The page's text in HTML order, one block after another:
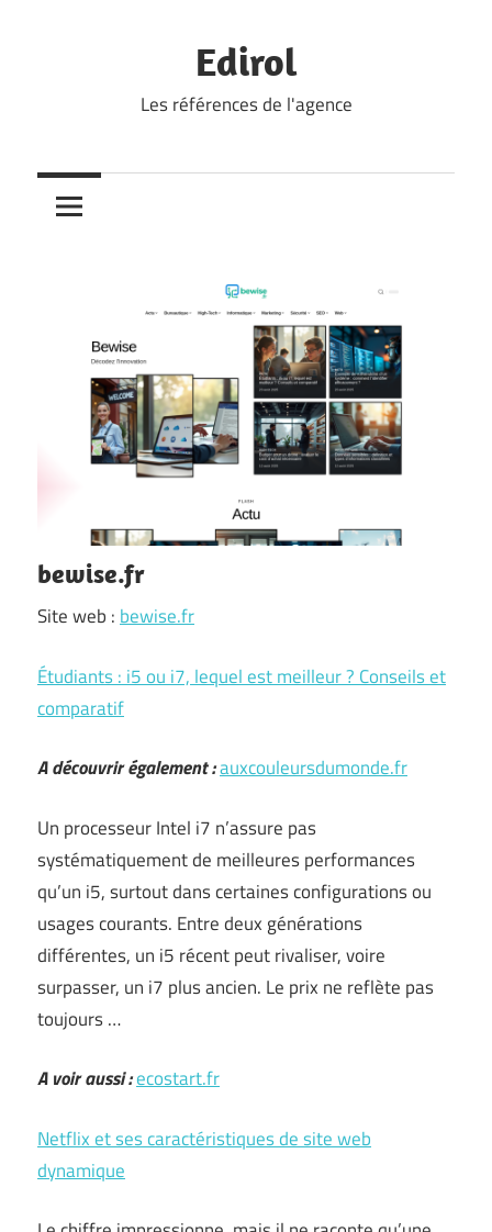
Edirol
Les références de l'agence
bewise.fr
Site web : bewise.fr
Étudiants : i5 ou i7, lequel est meilleur ? Conseils et
comparatif
A découvrir également :auxcouleursdumonde.fr
Un processeur Intel i7 n’assure pas
systématiquement de meilleures performances
qu’un i5, surtout dans certaines configurations ou
usages courants. Entre deux générations
différentes, un i5 récent peut rivaliser, voire
surpasser, un i7 plus ancien. Le prix ne reflète pas
toujours …
A voir aussi :ecostart.fr
Netflix et ses caractéristiques de site web
dynamique